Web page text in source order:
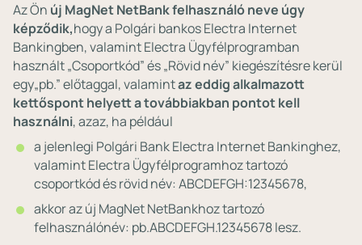
Az Ön új MagNet NetBank felhasználó neve úgy
képződik,hogy a Polgári bankos Electra Internet
Bankingben, valamint Electra Ügyfélprogramban
használt „Csoportkód” és „Rövid név” kiegészítésre kerül
egy„pb.” előtaggal, valamintaz eddig alkalmazott
kettőspont helyett a továbbiakban pontot kell
használni, azaz, ha például
a jelenlegi Polgári Bank Electra Internet Bankinghez,
valamint Electra Ügyfélprogramhoz tartozó
csoportkód és rövid név: ABCDEFGH:12345678,
akkor az új MagNet NetBankhoz tartozó
felhasználónév: pb.ABCDEFGH.12345678 lesz.